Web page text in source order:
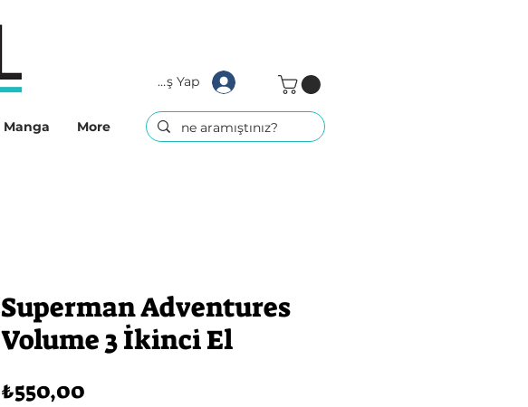
Manga More
Giriş Yap
Superman Adventures
Volume 3 İkinci El
₺550,00